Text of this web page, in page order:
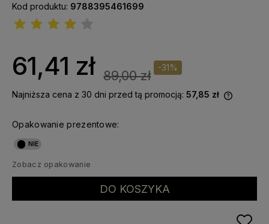
Kod produktu: 9788395461699
61,41 zł 89,00 zł
-31%
Najniższa cena z 30 dni przed tą promocją: 57,85 zł
Opakowanie prezentowe:
Zobacz opakowanie
DO KOSZYKA